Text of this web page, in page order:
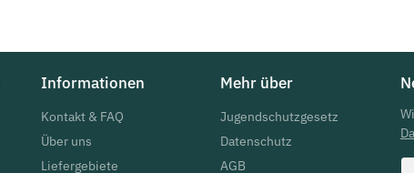
Informationen
Kontakt & FAQ
Über uns
Liefergebiete
Mehr über
Jugendschutzgesetz
Datenschutz
AGB